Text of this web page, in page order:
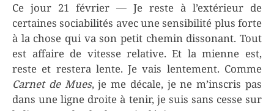
Ce jour 21 février — Je reste à l’extérieur de
certaines sociabilités avec une sensibilité plus forte
à la chose qui va son petit chemin dissonant. Tout
est affaire de vitesse relative. Et la mienne est,
reste et restera lente. Je vais lentement. Comme
Carnet de Mues, je me décale, je ne m’inscris pas
dans une ligne droite à tenir, je suis sans cesse sur